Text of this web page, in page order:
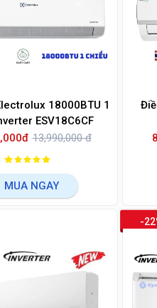
18000BTU 1
ESV18C6CF
13,990,000 đ
MUA NGAY
-